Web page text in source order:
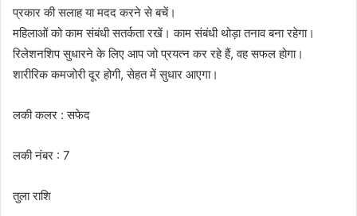
प्रकार की सलाह या मदद करने से बचें।
महिलाओं को काम संबंधी सतर्कता रखें। काम संबंधी थोड़ा तनाव बना रहेगा।
रिलेशनशिप सुधारने के लिए आप जो प्रयत्न कर रहे हैं, वह सफल होगा।
शारीरिक कमजोरी दूर होगी, सेहत में सुधार आएगा।
लकी कलर : सफेद
लकी नंबर : 7
तुला राशि